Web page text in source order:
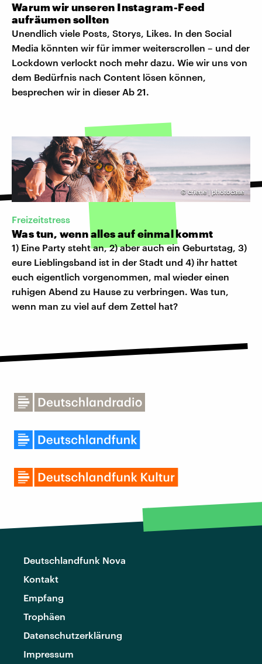
Warum wir unseren Instagram-Feed
aufräumen sollten
Unendlich viele Posts, Storys, Likes. In den Social
Media könnten wir für immer weiterscrollen – und der
Lockdown verlockt noch mehr dazu. Wie wir uns von
dem Bedürfnis nach Content lösen können,
besprechen wir in dieser Ab 21.
©criene | photocase
Freizeitstress
Was tun, wenn alles auf einmal kommt
1) Eine Party steht an, 2) aber auch ein Geburtstag, 3)
eure Lieblingsband ist in der Stadt und 4) ihr hattet
euch eigentlich vorgenommen, mal wieder einen
ruhigen Abend zu Hause zu verbringen. Was tun,
wenn man zu viel auf dem Zettel hat?
Deutschlandfunk Nova
Kontakt
Empfang
Trophäen
Datenschutzerklärung
Impressum